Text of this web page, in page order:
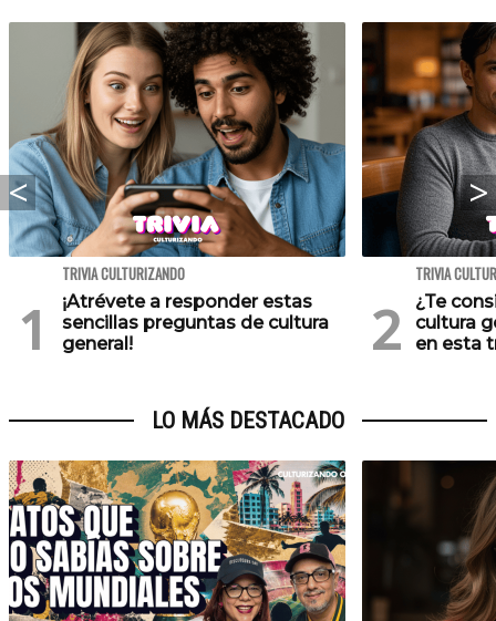
TRIVIA CULTURIZANDO
¡Atrévete a responder estas
sencillas preguntas de cultura
general!
TRIVIA
¿Te
cultura
en esta
LO MÁS DESTACADO